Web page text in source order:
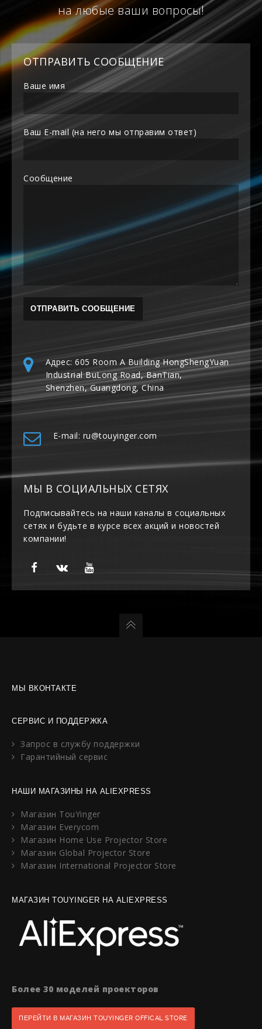
на любые ваши вопросы!
ОТПРАВИТЬ СООБЩЕНИЕ
Ваше имя
Ваш E-mail (на него мы отправим ответ)
Сообщение
Адрес: 605 Room A Building HongShengYuan
Industrial BuLong Road, BanTian,
Shenzhen, Guangdong, China
E-mail: ru@touyinger.com
МЫ В СОЦИАЛЬНЫХ СЕТЯХ
Подписывайтесь на наши каналы в социальных
сетях и будьте в курсе всех акций и новостей
компании!
МЫ ВКОНТАКТЕ
СЕРВИС И ПОДДЕРЖКА
Запрос в службу поддержки
Гарантийный сервис
НАШИ МАГАЗИНЫ НА ALIEXPRESS
Магазин TouYinger
Магазин Everycom
Магазин Home Use Projector Store
Магазин Global Projector Store
Магазин International Projector Store
МАГАЗИН TOUYINGER НА ALIEXPRESS
Более 30 моделей проекторов
ПЕРЕЙТИ В МАГАЗИН TOUYINGER OFFICAL STORE